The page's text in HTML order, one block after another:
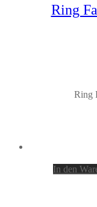
Ring
Ring
In den